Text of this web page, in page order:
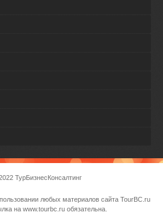
ТурБизнесКонсалтинг
любых материалов сайта TourBC.ru
на www.tourbc.ru обязательна.